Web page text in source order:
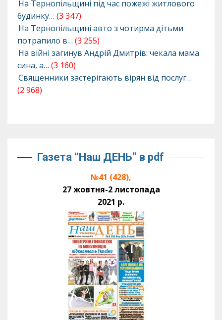
На Тернопільщині під час пожежі житлового
будинку… (3 347)
На Тернопільщині авто з чотирма дітьми
потрапило в… (3 255)
На війні загинув Андрій Дмитрів: чекала мама
сина, а… (3 160)
Священники застерігають вірян від послуг…
(2 968)
Газета “Наш ДЕНЬ” в pdf
№41 (428),
27 жовтня-2 листопада
2021 р.